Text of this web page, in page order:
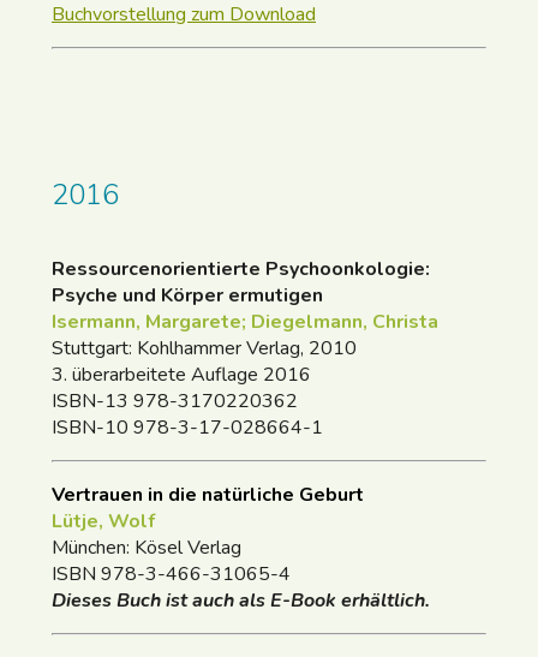
Buchvorstellung zum Download
2016
Ressourcenorientierte Psychoonkologie:
Psyche und Körper ermutigen
Isermann, Margarete; Diegelmann, Christa
Stuttgart: Kohlhammer Verlag, 2010
3. überarbeitete Auflage 2016
ISBN-13 978-3170220362
ISBN-10 978-3-17-028664-1
Vertrauen in die natürliche Geburt
Lütje, Wolf
München: Kösel Verlag
ISBN 978-3-466-31065-4
Dieses Buch ist auch als E-Book erhältlich.